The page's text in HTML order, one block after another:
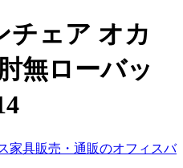
チェア オカ
無ローバッ